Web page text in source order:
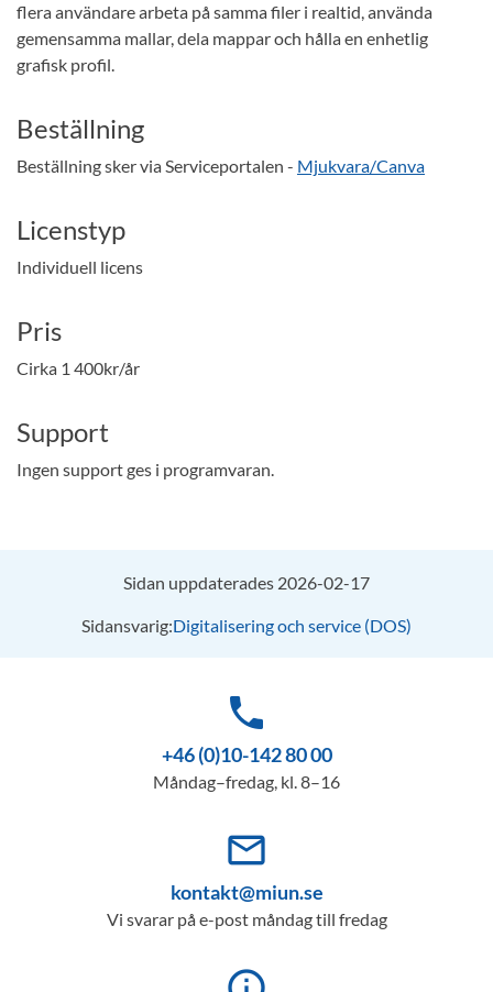
flera användare arbeta på samma filer i realtid, använda
gemensamma mallar, dela mappar och hålla en enhetlig
grafisk profil.
Beställning
Beställning sker via Serviceportalen - Mjukvara/Canva
Licenstyp
Individuell licens
Pris
Cirka 1 400kr/år
Support
Ingen support ges i programvaran.
Sidan uppdaterades 2026-02-17
Sidansvarig:Digitalisering och service (DOS)
phone
+46 (0)10-142 80 00
Måndag–fredag, kl. 8–16
mail_outline
kontakt@miun.se
Vi svarar på e-post måndag till fredag